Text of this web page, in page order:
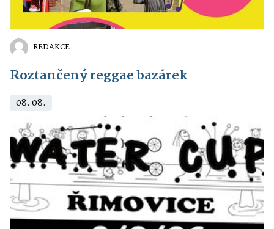
REDAKCE
Roztančený reggae bazárek
08. 08.